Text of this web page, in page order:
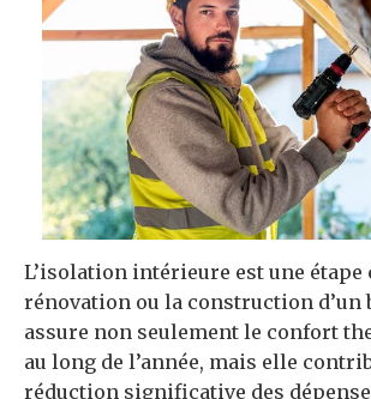
L’isolation intérieure est une étape
rénovation ou la construction d’un
assure non seulement le confort
au long de l’année, mais elle
réduction significative des